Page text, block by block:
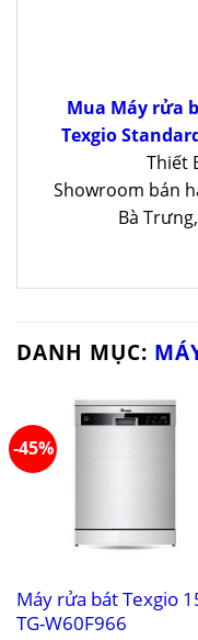
Mua Máy rửa
Texgio
Thiết
Showroom bán
Bà
DANH MỤC:
-45%
Máy rửa bát Texgio
TG-W60F966